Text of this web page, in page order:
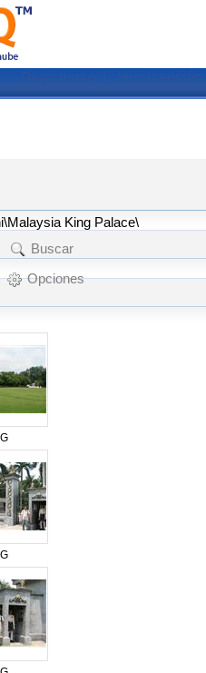
Registrarse Iniciar sesión
King Palace\
Buscar
Opciones